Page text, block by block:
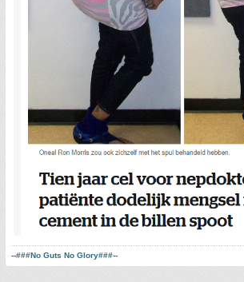
--###No Guts No Glory###--